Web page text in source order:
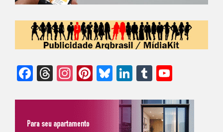
Facebook
Threads
Instagram
Pinterest
Bluesky
LinkedIn
Tumblr